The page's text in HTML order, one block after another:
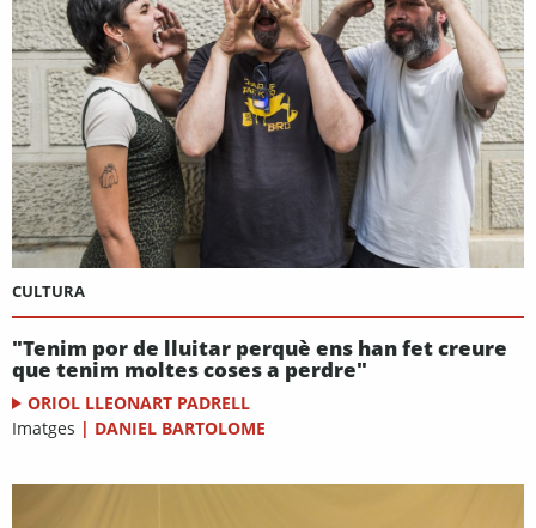
CULTURA
"Tenim por de lluitar perquè ens han fet creure
que tenim moltes coses a perdre"
ORIOL LLEONART PADRELL
Imatges | DANIEL BARTOLOME